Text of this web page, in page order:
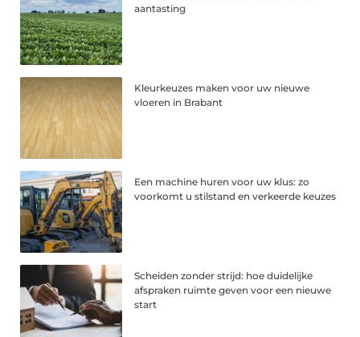
aantasting
Kleurkeuzes maken voor uw nieuwe
vloeren in Brabant
Een machine huren voor uw klus: zo
voorkomt u stilstand en verkeerde keuzes
Scheiden zonder strijd: hoe duidelijke
afspraken ruimte geven voor een nieuwe
start